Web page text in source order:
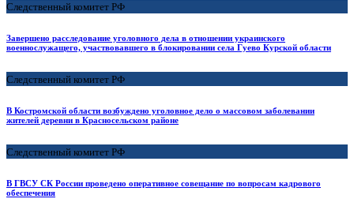
Следственный комитет РФ
Завершено расследование уголовного дела в отношении украинского
военнослужащего, участвовавшего в блокировании села Гуево Курской области
Следственный комитет РФ
В Костромской области возбуждено уголовное дело о массовом заболевании
жителей деревни в Красносельском районе
Следственный комитет РФ
В ГВСУ СК России проведено оперативное совещание по вопросам кадрового
обеспечения